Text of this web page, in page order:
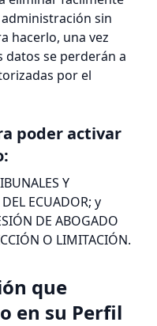
sin
hacerlo, una vez
datos se perderán a
por el
poder activar
Y
ECUADOR; y
DE ABOGADO
O LIMITACIÓN.
que
en su Perfil